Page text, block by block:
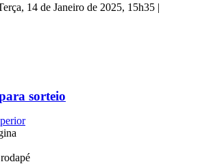
14 de Janeiro de 2025, 15h35 |
sorteio